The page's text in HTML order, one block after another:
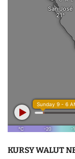
KURSY WALUT